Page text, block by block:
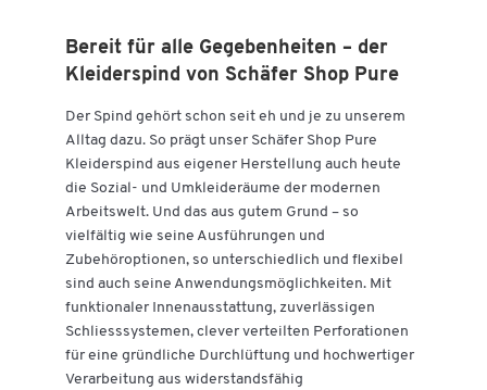
Bereit für alle Gegebenheiten – der
Kleiderspind von Schäfer Shop Pure
Der Spind gehört schon seit eh und je zu unserem
Alltag dazu. So prägt unser Schäfer Shop Pure
Kleiderspind aus eigener Herstellung auch heute
die Sozial- und Umkleideräume der modernen
Arbeitswelt. Und das aus gutem Grund – so
vielfältig wie seine Ausführungen und
Zubehöroptionen, so unterschiedlich und flexibel
sind auch seine Anwendungsmöglichkeiten. Mit
funktionaler Innenausstattung, zuverlässigen
Schliesssystemen, clever verteilten Perforationen
für eine gründliche Durchlüftung und hochwertiger
Verarbeitung aus widerstandsfähig